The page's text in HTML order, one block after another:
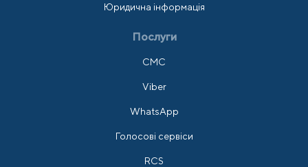
Юридична інформація
Послуги
СМС
Viber
WhatsApp
Голосові сервіси
RCS